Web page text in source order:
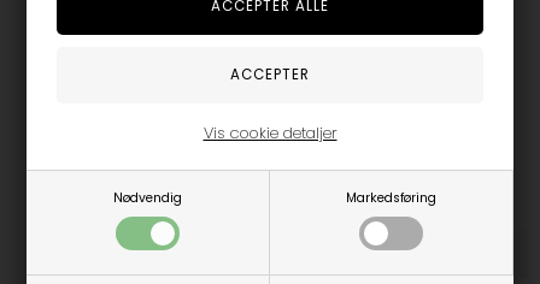
Nødvendig Markedsføring
Vis cookie detaljer
Beskrivelse